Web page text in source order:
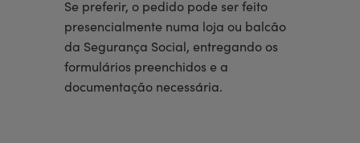
Se preferir, o pedido pode ser feito
presencialmente numa loja ou balcão
da Segurança Social, entregando os
formulários preenchidos e a
documentação necessária.